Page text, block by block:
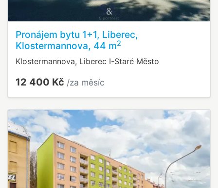
Pronájem bytu 1+1, Liberec,
Klostermannova, 44 m2
Klostermannova, Liberec I-Staré Město
12 400 Kč /za měsíc